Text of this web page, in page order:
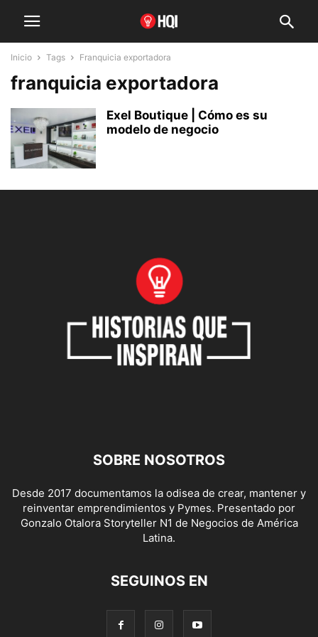
Inicio Tags Franquicia exportadora
franquicia exportadora
Exel Boutique | Cómo es su
modelo de negocio
SOBRE NOSOTROS
Desde 2017 documentamos la odisea de crear, mantener y
reinventar emprendimientos y Pymes. Presentado por
Gonzalo Otalora Storyteller N1 de Negocios de América
Latina.
SEGUINOS EN